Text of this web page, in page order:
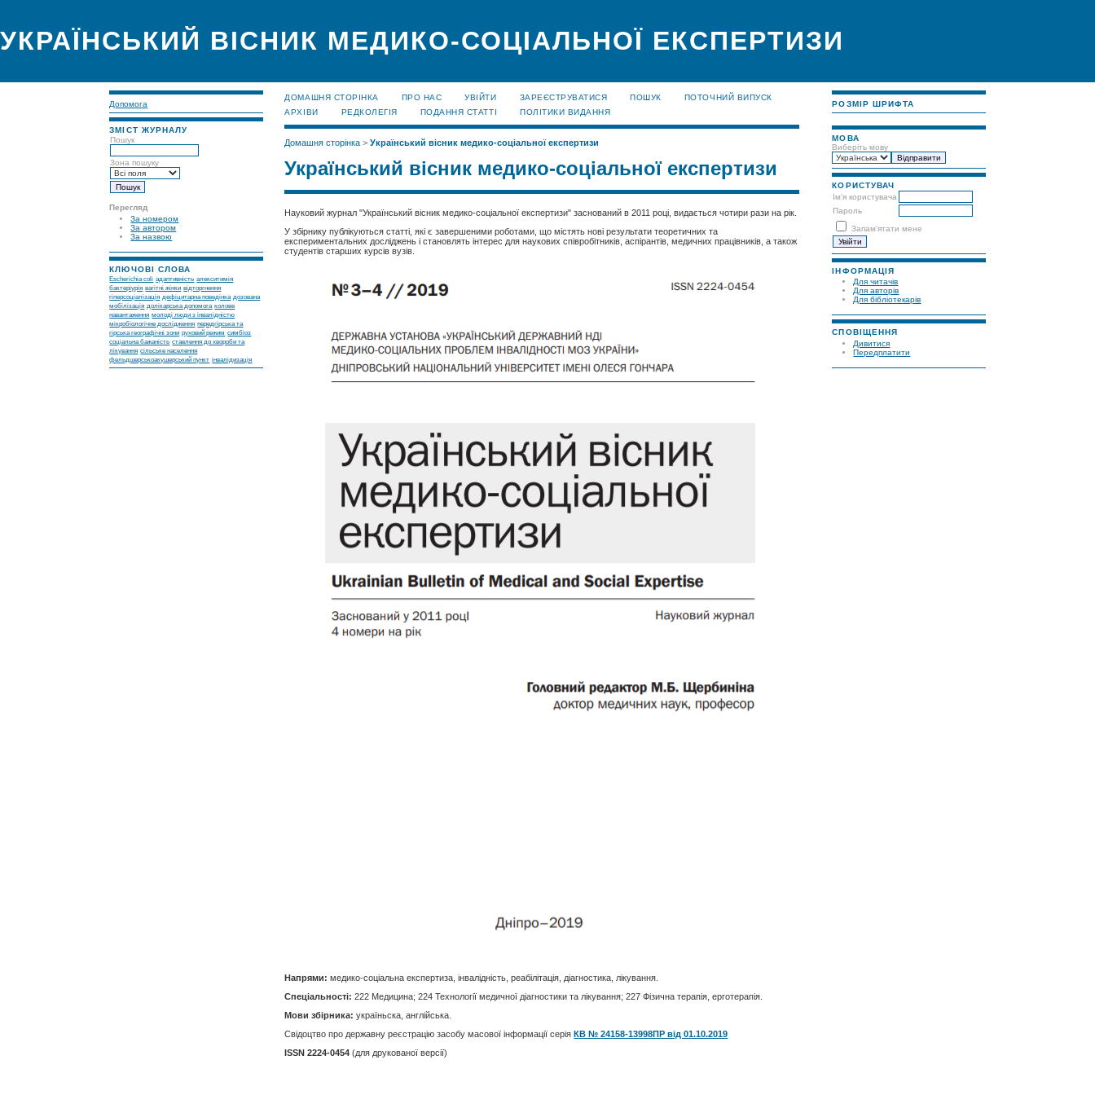
УКРАЇНСЬКИЙ ВІСНИК МЕДИКО-СОЦІАЛЬНОЇ ЕКСПЕРТИЗИ
Допомога
ЗМІСТ ЖУРНАЛУ
Пошук
Зона пошуку
Перегляд
За номером
За автором
За назвою
КЛЮЧОВІ СЛОВА
Escherichia coli адаптивність алекситимія
бактеріурія вагітні жінки відторгнення
гіперсоціалізація дефіцитарна поведінка дозована
мобілізація долікарська допомога колове
навантаження молоді люди з інвалідністю
мікробіологічне дослідження передгірська та
гірська географічні зони руховий режим симбіоз
соціальна бажаність ставлення до хвороби та
лікування сільське населення
фельдшерськоакушерський пункт інвалідизація
РОЗМІР ШРИФТА
МОВА
Виберіть мову
КОРИСТУВАЧ
Ім'я користувача
Пароль
Запам'ятати мене
ІНФОРМАЦІЯ
Для читачів
Для авторів
Для бібліотекарів
СПОВІЩЕННЯ
Дивитися
Передплатити
ДОМАШНЯ СТОРІНКА ПРО НАС УВІЙТИ ЗАРЕЄСТРУВАТИСЯ ПОШУК
ПОТОЧНИЙ ВИПУСК
АРХІВИ
РЕДКОЛЕГІЯ ПОДАННЯ СТАТТІ ПОЛІТИКИ ВИДАННЯ
Домашня сторінка >Український вісник медико-соціальної експертизи
Український вісник медико-соціальної експертизи
Науковий журнал "Український вісник медико-соціальної експертизи" заснований в 2011 році, видається чотири рази на рік.
У збірнику публікуються статті, які є завершеними роботами, що містять нові результати теоретичних та
експериментальних досліджень і становлять інтерес для наукових співробітників, аспірантів, медичних працівників, а також
студентів старших курсів вузів.
Напрями: медико-соціальна експертиза, інвалідність, реабілітація, діагностика, лікування.
Спеціальності: 222 Медицина; 224 Технології медичної діагностики та лікування; 227 Фізична терапія, ерготерапія.
Мови збірника: україньска, англійська.
Свідоцтво про державну реєстрацію засобу масової інформації серіяКВ № 24158-13998ПР вiд 01.10.2019
ISSN 2224-0454 (для друкованої версії)